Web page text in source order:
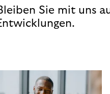
Sie mit uns